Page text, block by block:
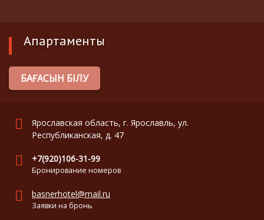
Апартаменты
БАҒАСЫН БІЛУ
Ярославская область, г. Ярославль, ул.
Реcпубликанская, д. 47
+7(920)106-31-99
Бронирование номеров
basnerhotel@mail.ru
Заявки на бронь